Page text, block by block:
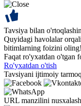
Tavsiya bilan
Quyidagi havolalar
bitimlarning foizini oling!
Faqat ro'yxatdan o'tgan
Ro'yxatdan o'tish
Tavsiyani ijtimoiy
URL manzilini nusxalash